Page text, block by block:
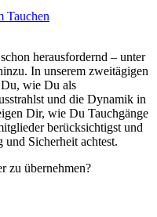
Tauchen
herausfordernd – unter
In unserem zweitägigen
wie Du als
und die Dynamik in
Dir, wie Du Tauchgänge
berücksichtigst und
Sicherheit achtest.
zu übernehmen?